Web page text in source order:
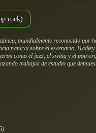
rock)
mundialmente reconocido
natural sobre el escenario,
como el jazz, el swing y el pop
trabajos de estudio que